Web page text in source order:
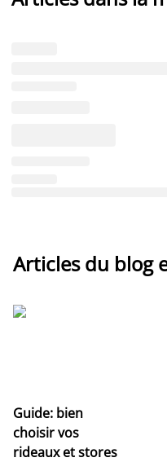
Articles du blog
Guide: bien
choisir vos
rideaux et stores